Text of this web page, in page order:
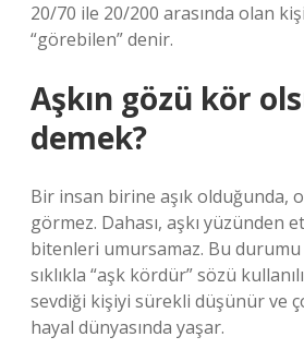
20/70 ile 20/200 arasında olan
“görebilen” denir.
Aşkın gözü kör
demek?
Bir insan birine aşık olduğunda,
görmez. Dahası, aşkı yüzünden
bitenleri umursamaz. Bu
sıklıkla “aşk kördür” sözü
sevdiği kişiyi sürekli düşünür ve
hayal dünyasında yaşar.